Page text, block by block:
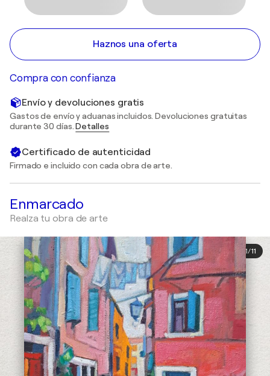
Haznos una oferta
Compra con confianza
Envío y devoluciones gratis
Gastos de envío y aduanas incluidos. Devoluciones gratuitas
durante 30 días.Detalles
Certificado de autenticidad
Firmado e incluido con cada obra de arte.
Enmarcado
Realza tu obra de arte
1/11